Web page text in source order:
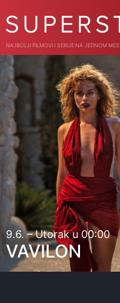
NAJBOLJI FILMOVI I SERIJE NA JEDNOM
9.6. – Utorak u 00:00
VAVILON